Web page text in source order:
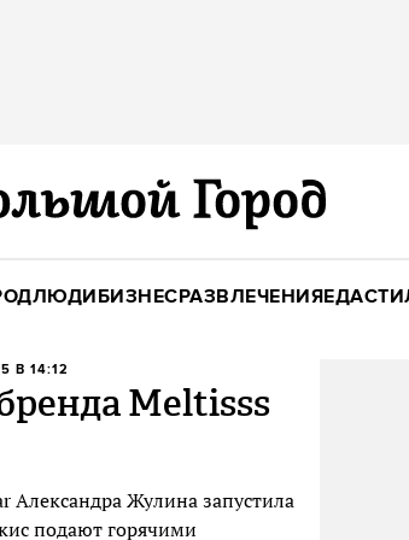
ЛЮДИБИЗНЕСРАЗВЛЕЧЕНИЯЕДА
В 14:12
Meltisss
Александра Жулина запустила
подают горячими